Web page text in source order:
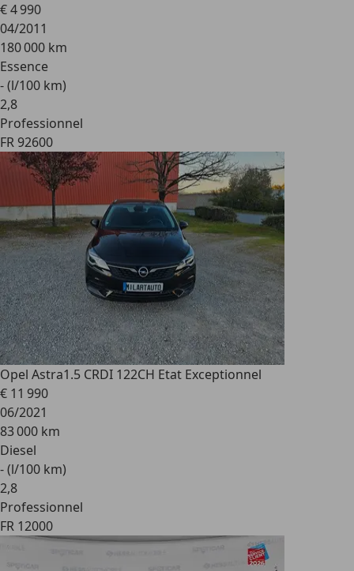
€ 4 990
04/2011
180 000 km
Essence
- (l/100 km)
2,8
Professionnel
FR 92600
Opel Astra1.5 CRDI 122CH Etat Exceptionnel
€ 11 990
06/2021
83 000 km
Diesel
- (l/100 km)
2,8
Professionnel
FR 12000